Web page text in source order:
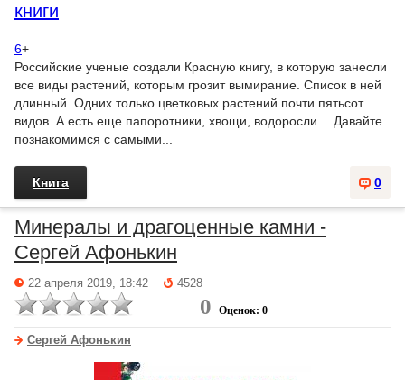
книги
6+
Российские ученые создали Красную книгу, в которую занесли
все виды растений, которым грозит вымирание. Список в ней
длинный. Одних только цветковых растений почти пятьсот
видов. А есть еще папоротники, хвощи, водоросли… Давайте
познакомимся с самыми...
0
Книга
Минералы и драгоценные камни -
Сергей Афонькин
22 апреля 2019, 18:42 4528
0 Оценок: 0
Сергей Афонькин